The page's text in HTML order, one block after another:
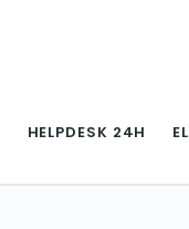
HELPDESK 24H